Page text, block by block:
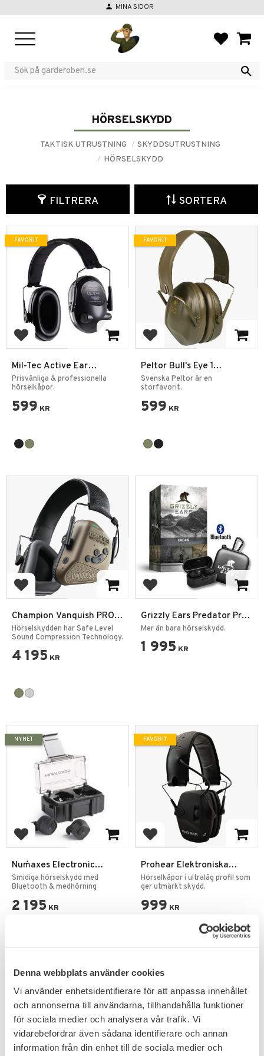
Denna webbplats använder cookies
Vi använder enhetsidentifierare för att anpassa innehållet
och annonserna till användarna, tillhandahålla funktioner
för sociala medier och analysera vår trafik. Vi
vidarebefordrar även sådana identifierare och annan
information från din enhet till de sociala medier och
person MINA SIDOR
HÖRSELSKYDD
TAKTISK UTRUSTNING
SKYDDSUTRUSTNING
HÖRSELSKYDD
FILTRERA SORTERA
Lägg till i favoriter
Mil-Tec Active Ear
Protection Hörselskydd
Prisvänliga & professionella
hörselkåpor.
599 KR
FAVORIT
Lägg till i favoriter
Peltor Bull's Eye 1
Hörselskydd
Svenska Peltor är en
storfavorit.
599 KR
FAVORIT
Lägg till i favoriter
Champion Vanquish PRO
Elite Bluetooth
Hörselskydd
Hörselskydden har Safe Level
Sound Compression Technology.
4 195 KR
Lägg till i favoriter
Grizzly Ears Predator Pro
Earbuds Hörselskydd
Mer än bara hörselskydd.
1 995 KR
Lägg till i favoriter
Num´axes Electronic
Bluetooth Earplugs
Smidiga hörselskydd med
Bluetooth & medhörning
2 195 KR
NYHET
Lägg till i favoriter
Prohear Elektroniska
Skytte Hörselskydd
EM026 Svart
Hörselkåpor i ultralåg profil som
ger utmärkt skydd.
999 KR
FAVORIT
FAVORIT FAVORIT